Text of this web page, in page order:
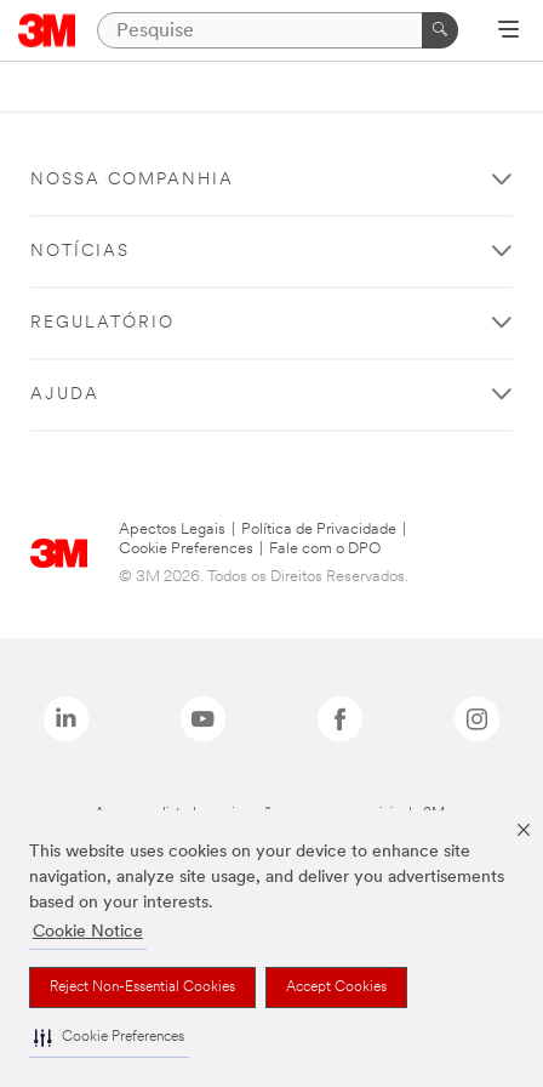
This website uses cookies on your device to enhance site
navigation, analyze site usage, and deliver you advertisements
based on your interests.
Cookie Notice
Reject Non-Essential Cookies Accept Cookies
Cookie Preferences
NOSSA COMPANHIA
NOTÍCIAS
REGULATÓRIO
AJUDA
Apectos Legais Política de Privacidade
Cookie Preferences
Fale com o DPO
© 3M 2026. Todos os Direitos Reservados.
As marcas listadas a cima são marcas comerciais da 3M.